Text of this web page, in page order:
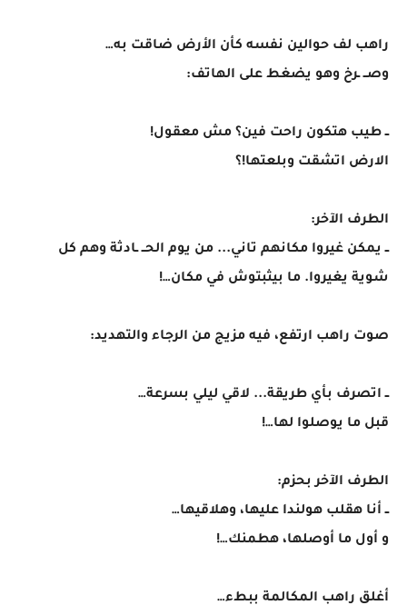
راهب لف حوالين نفسه كأن الأرض ضاقت به…
وصــ ـرخ وهو يضغط على الهاتف:
ــ طيب هتكون راحت فين؟ مش معقول!
الارض اتشقت وبلعتها!؟
الطرف الآخر:
ــ يمكن غيروا مكانهم تاني... من يوم الحــ ـادثة وهم كل
شوية يغيروا. ما بيثبتوش في مكان…!
صوت راهب ارتفع، فيه مزيج من الرجاء والتهديد:
ــ اتصرف بأي طريقة... لاقي ليلي بسرعة…
قبل ما يوصلوا لها…!
الطرف الآخر بحزم:
ــ أنا هقلب هولندا عليها، وهلاقيها…
و أول ما أوصلها، هطمنك…!
أغلق راهب المكالمة ببطء…